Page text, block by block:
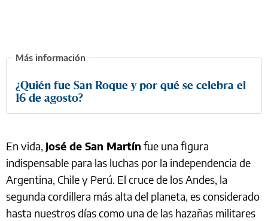
¿Quién fue San Roque y por qué se celebra el
16 de agosto?
En vida, José de San Martín fue una figura
indispensable para las luchas por la independencia de
Argentina, Chile y Perú. El cruce de los Andes, la
segunda cordillera más alta del planeta, es considerado
hasta nuestros días como una de las hazañas militares